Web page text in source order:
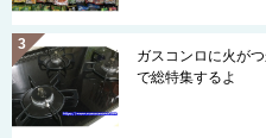
ガスコンロに火が
で総特集するよ